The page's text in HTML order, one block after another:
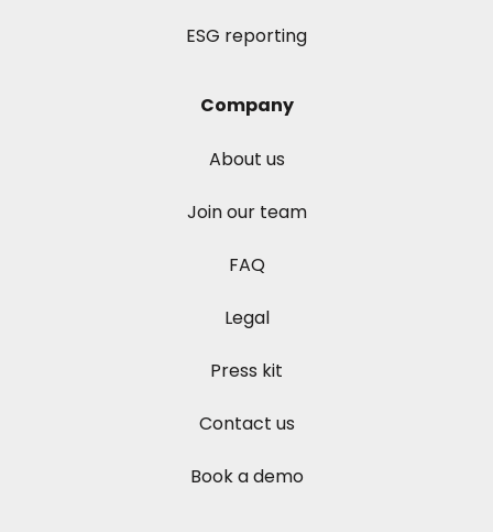
ESG reporting
Company
About us
Join our team
FAQ
Legal
Press kit
Contact us
Book a demo